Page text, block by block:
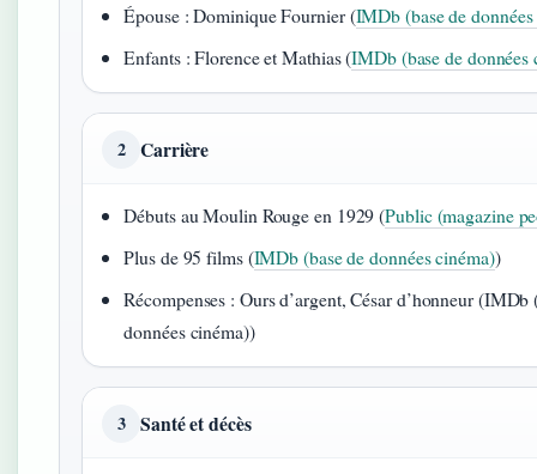
Épouse : Dominique Fournier (IMDb (base de
Enfants : Florence et Mathias (IMDb (base de données
2 Carrière
Débuts au Moulin Rouge en 1929 (Public (magazine
Plus de 95 films (IMDb (base de données cinéma))
Récompenses : Ours d’argent, César d’honneur (IMDb
données cinéma))
3 Santé et décès